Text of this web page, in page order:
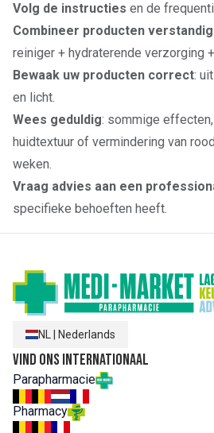
Volg de instructies en de
Combineer producten verstandig
reiniger + hydraterende verzorging
Bewaak uw producten correct:
en licht.
Wees geduldig: sommige
huidtextuur of vermindering van
weken.
Vraag advies aan een
specifieke behoeften heeft.
NL Nederlands
Vind ons internationaal
Parapharmacie
Pharmacy